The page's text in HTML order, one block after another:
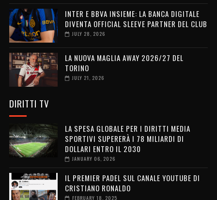
INTER E BBVA INSIEME: LA BANCA DIGITALE
DIVENTA OFFICIAL SLEEVE PARTNER DEL CLUB
JULY 28, 2026
LA NUOVA MAGLIA AWAY 2026/27 DEL
TORINO
JULY 21, 2026
DIRITTI TV
LA SPESA GLOBALE PER I DIRITTI MEDIA
SPORTIVI SUPERERÀ I 78 MILIARDI DI
DOLLARI ENTRO IL 2030
JANUARY 06, 2026
IL PREMIER PADEL SUL CANALE YOUTUBE DI
CRISTIANO RONALDO
FEBRUARY 18, 2025